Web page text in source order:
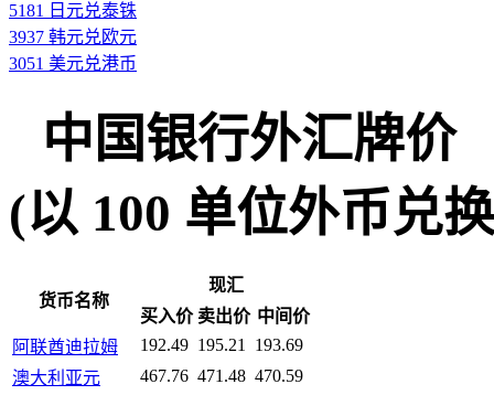
5181 日元兑泰铢
3937 韩元兑欧元
3051 美元兑港币
中国银行外汇牌价
(以 100 单位外币兑
货币名称
现汇
买入价 卖出价 中间价
阿联酋迪拉姆
192.49 195.21
193.69
澳大利亚元
467.76 471.48 470.59